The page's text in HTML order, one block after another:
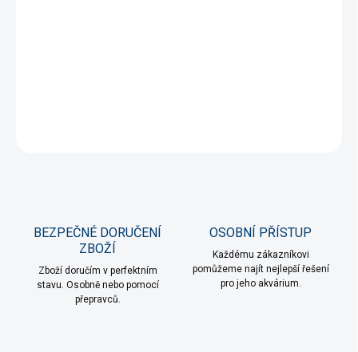
BEZPEČNÉ DORUČENÍ
ZBOŽÍ
Zboží doručím v perfektním
stavu. Osobně nebo pomocí
přepravců.
OSOBNÍ PŘÍSTUP
Každému zákazníkovi
pomůžeme najít nejlepší řešení
pro jeho akvárium.